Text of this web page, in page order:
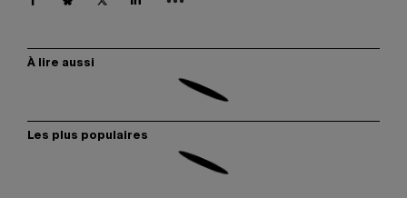
À lire aussi
Les plus populaires